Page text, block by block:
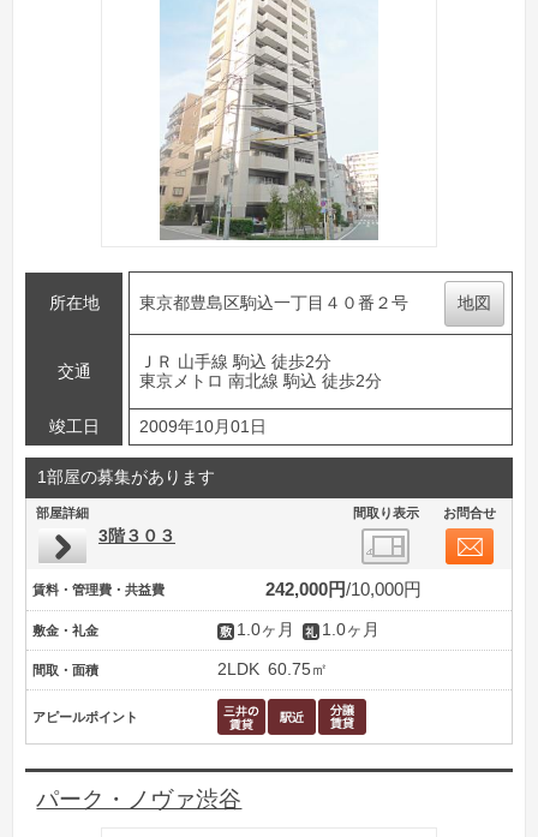
所在地 東京都豊島区駒込一丁目４０番２号 地図
交通
ＪＲ 山手線 駒込 徒歩2分
東京メトロ 南北線 駒込 徒歩2分
竣工日 2009年10月01日
1部屋の募集があります
部屋詳細 間取り表示 お問合せ
3階３０３
賃料・管理費・共益費 242,000円 10,000円
敷金・礼金 1.0ヶ月 1.0ヶ月
間取・面積 2LDK 60.75㎡
アピールポイント
パーク・ノヴァ渋谷